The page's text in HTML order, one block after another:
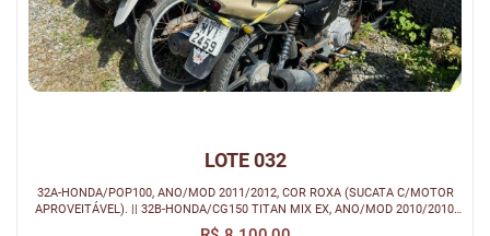
LOTE 032
32A-HONDA/POP100, ANO/MOD 2011/2012, COR ROXA (SUCATA C/MOTOR
APROVEITÁVEL). || 32B-HONDA/CG150 TITAN MIX EX, ANO/MOD 2010/2010,
COR CINZA (...